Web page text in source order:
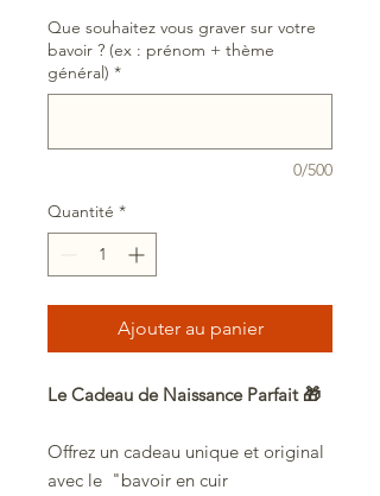
Que souhaitez vous graver sur votre
bavoir ? (ex : prénom + thème
général) *
0/500
Quantité *
Ajouter au panier
Le Cadeau de Naissance Parfait 🎁
Offrez un cadeau unique et original
avec le "bavoir en cuir